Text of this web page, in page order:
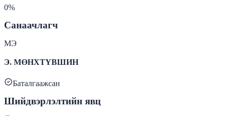
0%
Санаачлагч
МЭ
Э. МӨНХТҮВШИН
Баталгаажсан
Шийдвэрлэлтийн явц